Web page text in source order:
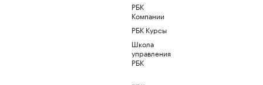
РБК
Компании
РБК Курсы
Школа
управления
РБК